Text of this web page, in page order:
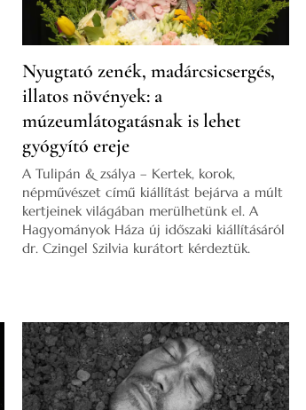
Nyugtató zenék, madárcsicsergés,
illatos növények: a
múzeumlátogatásnak is lehet
gyógyító ereje
A Tulipán & zsálya – Kertek, korok,
népművészet című kiállítást bejárva a múlt
kertjeinek világában merülhetünk el. A
Hagyományok Háza új időszaki kiállításáról
dr. Czingel Szilvia kurátort kérdeztük.